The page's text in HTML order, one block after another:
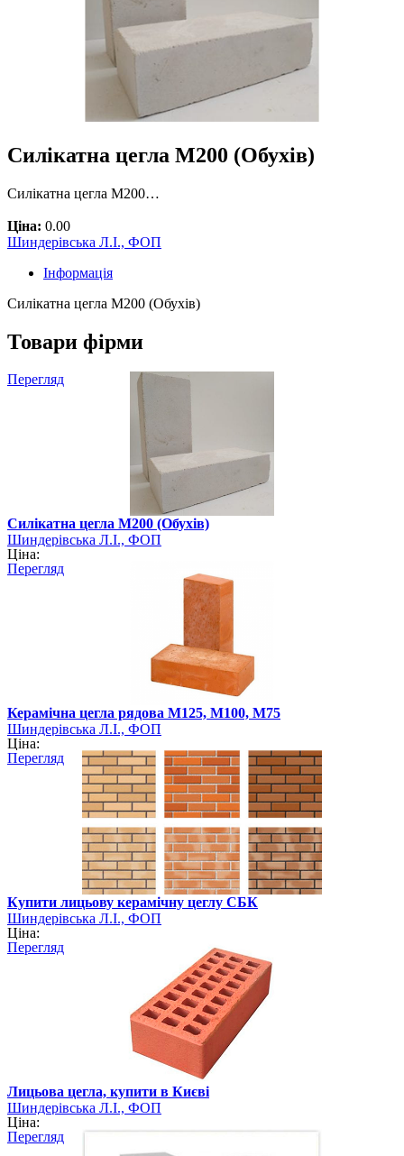
Силікатна цегла М200 (Обухів)
Силікатна цегла М200…
Ціна: 0.00
Шиндерівська Л.І., ФОП
Інформація
Силікатна цегла М200 (Обухів)
Товари фірми
Перегляд
Силікатна цегла М200 (Обухів)
Шиндерівська Л.І., ФОП
Ціна:
Перегляд
Керамічна цегла рядова М125, М100, М75
Шиндерівська Л.І., ФОП
Ціна:
Перегляд
Купити лицьову керамічну цеглу СБК
Шиндерівська Л.І., ФОП
Ціна:
Перегляд
Лицьова цегла, купити в Києві
Шиндерівська Л.І., ФОП
Ціна:
Перегляд